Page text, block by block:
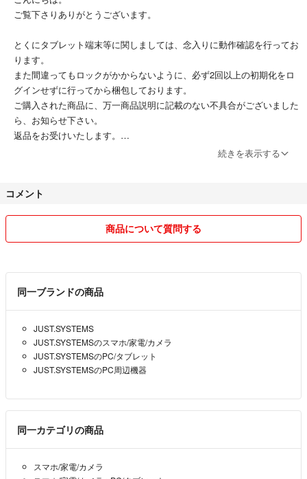
ご覧下さりありがとうございます。
とくにタブレット端末等に関しましては、念入りに動作確認を行ってお
ります。
また間違ってもロックがかからないように、必ず2回以上の初期化をロ
グインせずに行ってから梱包しております。
ご購入された商品に、万一商品説明に記載のない不具合がございました
ら、お知らせ下さい。
返品をお受けいたします。
さいの保証はできかねます。
続きを表示する
コメント
商品について質問する
同一ブランドの商品
JUST.SYSTEMS
JUST.SYSTEMSのスマホ/家電/カメラ
JUST.SYSTEMSのPC/タブレット
JUST.SYSTEMSのPC周辺機器
同一カテゴリの商品
スマホ/家電/カメラ